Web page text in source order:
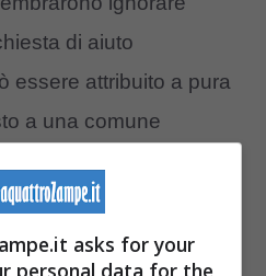
di aiuto
essere attribuito a pura
a una comune
è stato
asks for your
personal data for the